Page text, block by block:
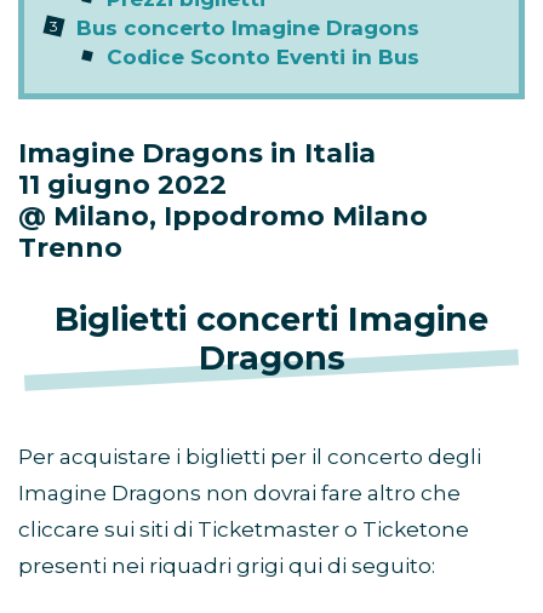
Bus concerto Imagine Dragons
Codice Sconto Eventi in Bus
Imagine Dragons in Italia
11 giugno 2022
@ Milano, Ippodromo Milano
Trenno
Biglietti concerti Imagine
Dragons
Per acquistare i biglietti per il concerto degli
Imagine Dragons non dovrai fare altro che
cliccare sui siti di Ticketmaster o Ticketone
presenti nei riquadri grigi qui di seguito: